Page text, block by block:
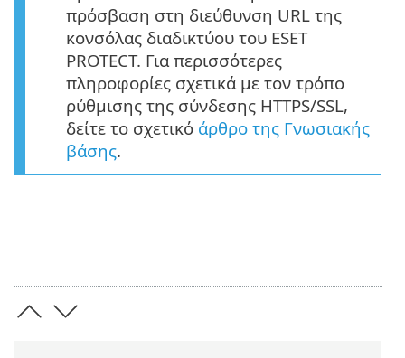
πρόσβαση στη διεύθυνση URL της
κονσόλας διαδικτύου του ESET
PROTECT. Για περισσότερες
πληροφορίες σχετικά με τον τρόπο
ρύθμισης της σύνδεσης HTTPS/SSL,
δείτε το σχετικό άρθρο της Γνωσιακής
βάσης.